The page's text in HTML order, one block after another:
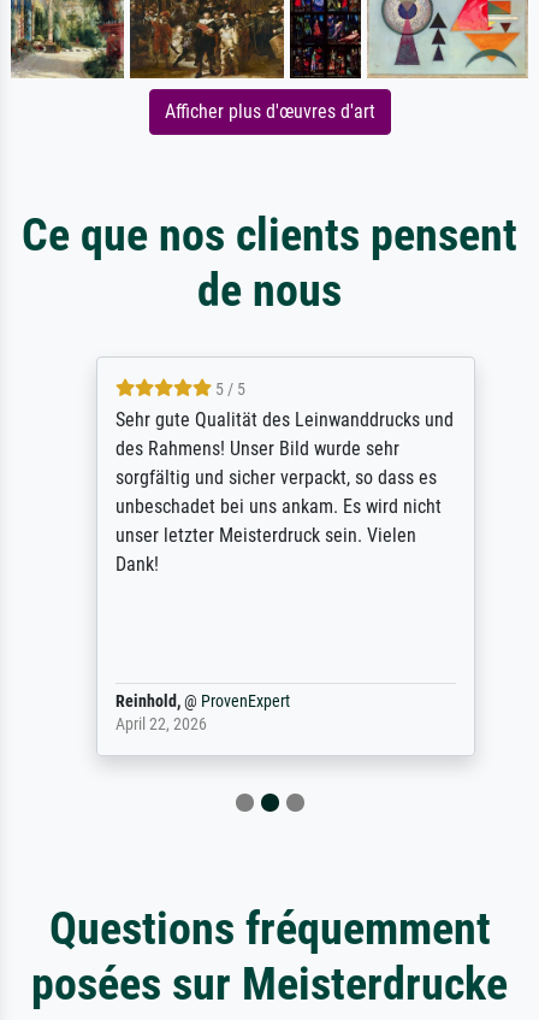
Afficher plus d'œuvres d'art
Ce que nos clients pensent
de nous
5 / 5
Sehr gute Qualität des Leinwanddrucks und
des Rahmens! Unser Bild wurde sehr
sorgfältig und sicher verpackt, so dass es
unbeschadet bei uns ankam. Es wird nicht
unser letzter Meisterdruck sein. Vielen
Dank!
Reinhold, @ProvenExpert
April 22, 2026
Questions fréquemment
posées sur Meisterdrucke